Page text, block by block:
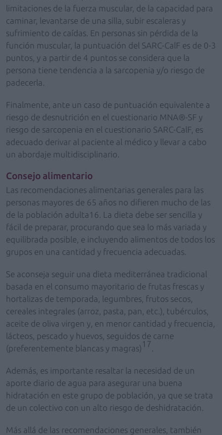
limitaciones de la fuerza muscular, de la capacidad para
caminar, levantarse de una silla, subir escaleras y
sufrimiento de caídas. En personas sin pérdida de la
función muscular, la puntuación del SARC-CalF es de 0-3
puntos, y a partir de 4 puntos se considera que la
persona tiene tendencia a la sarcopenia y/o riesgo de
padecerla.
Finalmente, ante un caso de puntuación equivalente a
riesgo de desnutrición en el cuestionario MNA®-SF y
riesgo de sarcopenia en el cuestionario SARC-CalF, es
adecuado derivar al paciente al médico y llevar a cabo
un abordaje multidisciplinario.
Consejo alimentario
Las recomendaciones alimentarias generales para las
personas mayores de 65 años no difieren mucho de las
de la población adulta16. La dieta debe ser sencilla y
fácil de preparar, procurando que sea lo más variada y
equilibrada posible, e incluyendo alimentos de todos los
grupos en una cantidad y frecuencia adecuadas.
Se aconseja seguir una dieta mediterránea tradicional
basada en el consumo mayoritario de frutas frescas y
hortalizas de temporada, legumbres, frutos secos,
cereales integrales (arroz, pasta, pan, etc.), tubérculos,
aceite de oliva virgen y, en menor cantidad y frecuencia,
lácteos, pescado y huevos, seguidos de carne
(preferentemente blancas y magras)17
Además, es importante resaltar la necesidad de un
aporte diario de agua para asegurar una buena
hidratación en este grupo de población, ya que se trata
de un colectivo con un alto riesgo de deshidratación.
Más allá de las recomendaciones generales, también